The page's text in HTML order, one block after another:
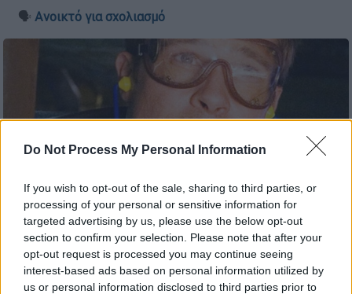
Do Not Process My Personal Information
If you wish to opt-out of the sale, sharing to third parties, or
processing of your personal or sensitive information for
targeted advertising by us, please use the below opt-out
section to confirm your selection. Please note that after your
opt-out request is processed you may continue seeing
interest-based ads based on personal information utilized by
us or personal information disclosed to third parties prior to
🗣️ Ανοικτό για σχολιασμό